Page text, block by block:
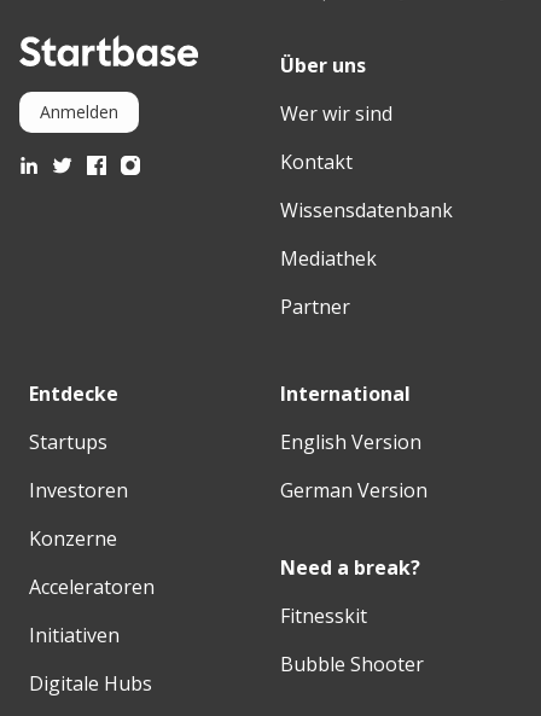
Anmelden
Über uns
Wer wir sind
Kontakt
Wissensdatenbank
Mediathek
Partner
Entdecke
Startups
Investoren
Konzerne
Acceleratoren
Initiativen
Digitale Hubs
International
English Version
German Version
Need a break?
Fitnesskit
Bubble Shooter